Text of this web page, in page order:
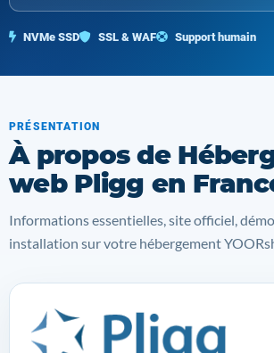
NVMe SSD SSL & WAF Support humain
PRÉSENTATION
À propos de
web Pligg en
Informations essentielles, site officiel,
installation sur votre hébergement